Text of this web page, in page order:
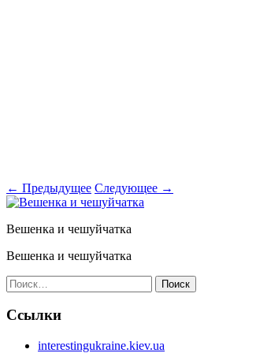
← Предыдущее Следующее →
Вешенка и чешуйчатка
Вешенка и чешуйчатка
Найти:
Ссылки
interestingukraine.kiev.ua